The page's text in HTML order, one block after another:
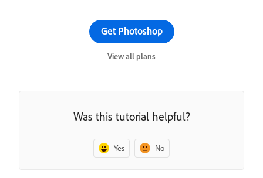
Get Photoshop
View all plans
Was this tutorial helpful?
Yes No